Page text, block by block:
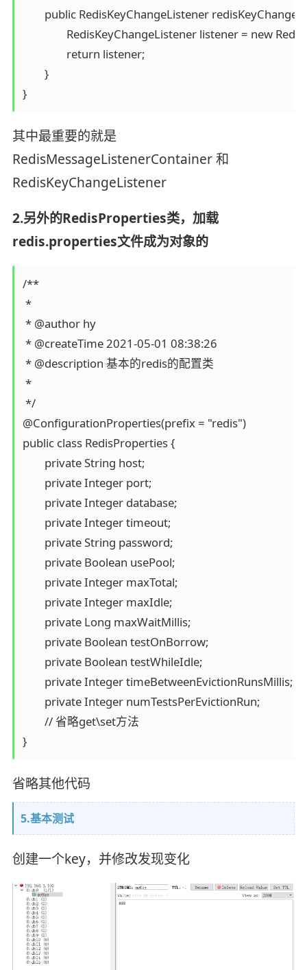
}
其中最重要的就是
RedisMessageListenerContainer 和
RedisKeyChangeListener
2.另外的RedisProperties类，加载
redis.properties文件成为对象的
/**
*
* @author hy
* @createTime 2021-05-01 08:38:26
* @description 基本的redis的配置类
*
*/
@ConfigurationProperties(prefix = "redis")
public class RedisProperties {
}
省略其他代码
5.基本测试
创建一个key，并修改发现变化